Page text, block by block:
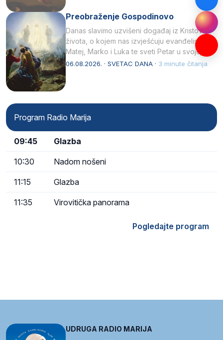
Preobraženje Gospodinovo
Danas slavimo uzvišeni događaj iz Kristova
života, o kojem nas izvješćuju evanđelisti
Matej, Marko i Luka te sveti Petar u svojoj
drugoj…
06.08.2026. · SVETAC DANA · 3 minute čitanja
Program Radio Marija
09:45 Glazba
10:30 Nadom nošeni
11:15 Glazba
11:35 Virovitička panorama
Pogledajte program
UDRUGA RADIO MARIJA